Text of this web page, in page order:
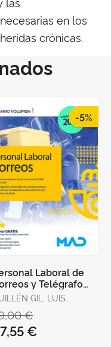
en los
crónicas.
-5%
Laboral de
y Telégrafos.
Volumen 1
GIL, LUIS
CATALUNYA /
DIAZ,
ALEJANDRA
€
€